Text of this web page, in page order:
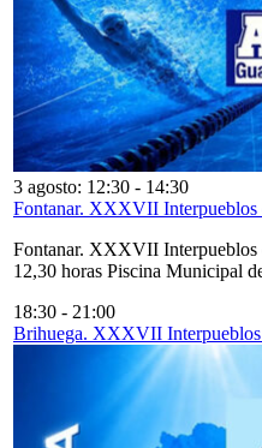
3 agosto: 12:30 - 14:30
Fontanar. XXXVII Interpueblos
Fontanar. XXXVII Interpueblos
12,30 horas Piscina Municipal
18:30 - 21:00
Brihuega. XXXVII Interpueblos